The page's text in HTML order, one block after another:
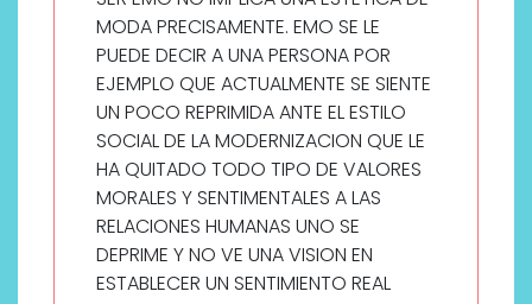
MODA PRECISAMENTE. EMO SE LE
PUEDE DECIR A UNA PERSONA POR
EJEMPLO QUE ACTUALMENTE SE SIENTE
UN POCO REPRIMIDA ANTE EL ESTILO
SOCIAL DE LA MODERNIZACION QUE LE
HA QUITADO TODO TIPO DE VALORES
MORALES Y SENTIMENTALES A LAS
RELACIONES HUMANAS UNO SE
DEPRIME Y NO VE UNA VISION EN
ESTABLECER UN SENTIMIENTO REAL